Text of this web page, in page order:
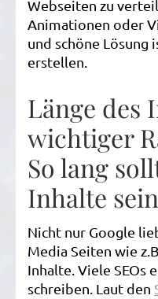
Webseiten zu
Animationen oder
und schöne Lösung
erstellen.
Länge des
wichtiger
So lang
Inhalte sein
Nicht nur Google
Media Seiten wie
Inhalte. Viele SEOs
schreiben. Laut den